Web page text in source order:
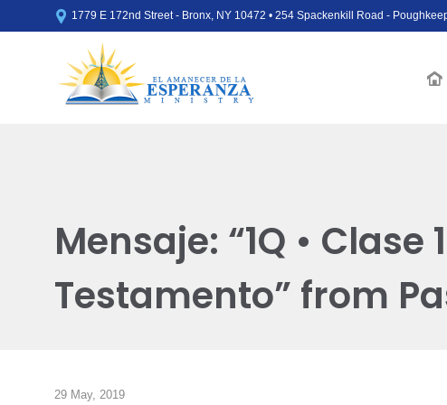
 1779 E 172nd Street - Bronx, NY 10472 • 254 Spackenkill Road -
Mensaje: “1Q •
Testamento” from
29 May, 2019